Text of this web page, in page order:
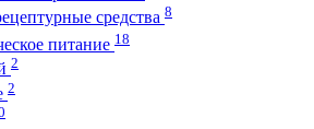
средства 8
питание 18
2
2